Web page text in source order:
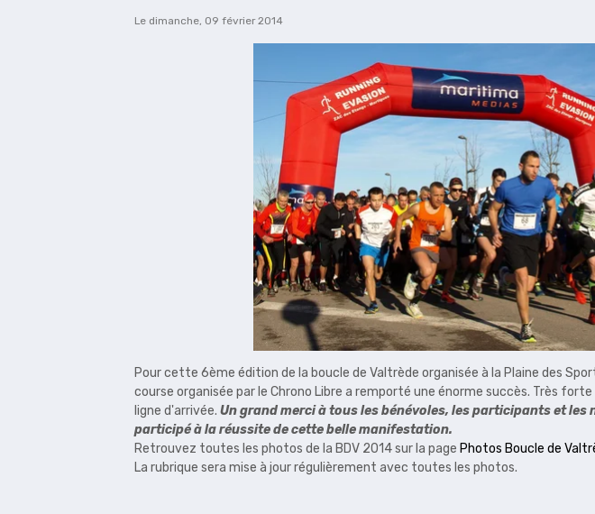
Le dimanche, 09 février 2014
Pour cette 6ème édition de la boucle de Valtrède organisée à la Plaine des
course organisée par le Chrono Libre a remporté une énorme succès. Très
ligne d'arrivée.Un grand merci à tous les bénévoles, les participants et
participé à la réussite de cette belle manifestation.
Retrouvez toutes les photos de la BDV 2014 sur la page Photos Boucle de
La rubrique sera mise à jour régulièrement avec toutes les photos.